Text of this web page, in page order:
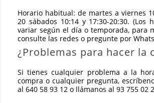
Horario habitual: de martes a viernes
20 sábados 10:14 y 17:30-20:30. (Los
variar según el día o temporada, para
consulte las redes o pregunte por
¿Problemas para hacer la
Si tienes cualquier problema a la
compra o cualquier pregunta,
al 640 58 93 12 o llámanos al 93 755 02